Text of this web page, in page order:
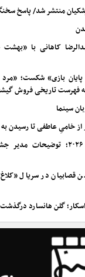
منتشر شد/ پاسخ
کاهانی با
پایان بازی» شکست؛
فهرست تاریخی فروش
سینما
خامیِ عاطفی تا رسیدن
فستیوال فیلم ونیز ۲۰۲۶؛
قصابیان در سریال
گلن هانسارد درگذشت